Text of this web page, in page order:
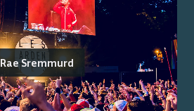
Rae Sremmurd